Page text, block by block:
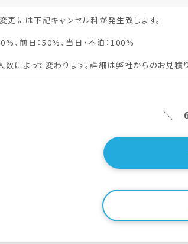
更には下記キャンセル料が発生致します。
、前日：50%、当日・不泊：100%
によって変わります。詳細は弊社からのお見積
＼